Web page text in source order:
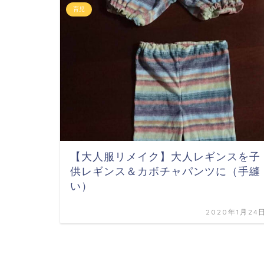
育児
【大人服リメイク】大人レギンスを子
供レギンス＆カボチャパンツに（手縫
い）
2020年1月24